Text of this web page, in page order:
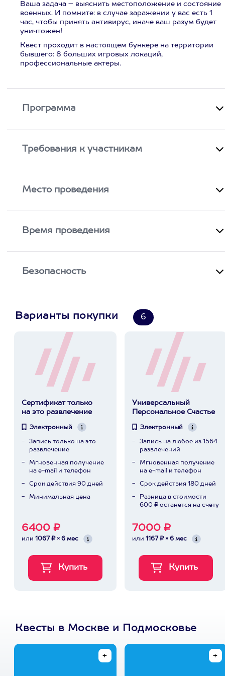
Ваша задача – выяснить местоположение и состояние
военных. И помните: в случае заражении у вас есть 1
час, чтобы принять антивирус, иначе ваш разум будет
уничтожен!
Квест проходит в настоящем бункере на территории
бывшего: 8 больших игровых локаций,
профессиональные актеры.
Программа
Требования к участникам
Место проведения
Время проведения
Безопасность
Варианты покупки 6
Сертификат только
на это развлечение
Электронный
Запись только на это
развлечение
Мгновенная получение
на e-mail и телефон
Срок действия 90 дней
Минимальная цена
6400 ₽
или 1067 ₽ × 6 мес
Универсальный
Персональное Счастье
Электронный
Запись на любое из 1564
развлечений
Мгновенная получение
на e-mail и телефон
Срок действия 180 дней
Разница в стоимости
600 ₽ останется на счету
7000 ₽
или 1167 ₽ × 6 мес
Квесты в Москве и Подмосковье